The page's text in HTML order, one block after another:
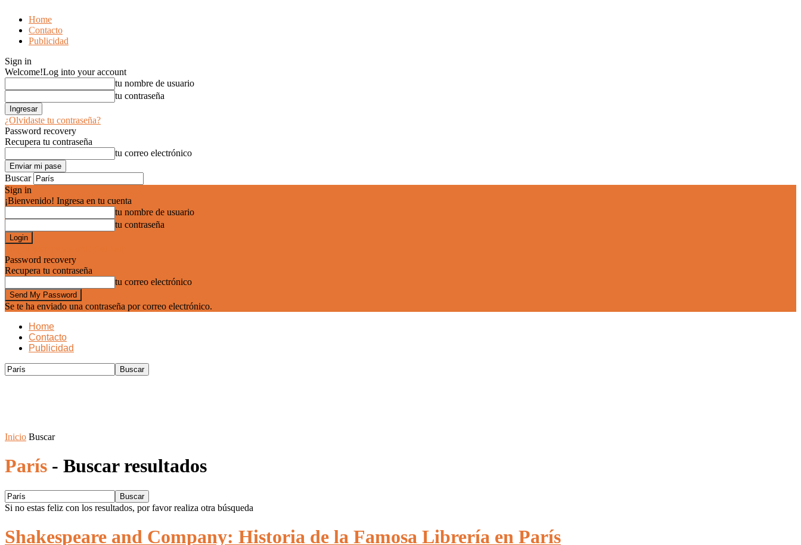
Home
Contacto
Publicidad
Sign in
Welcome!Log into your account
tu nombre de usuario
tu contraseña
¿Olvidaste tu contraseña?
Password recovery
Recupera tu contraseña
tu correo electrónico
Buscar
Sign in
¡Bienvenido! Ingresa en tu cuenta
tu nombre de usuario
tu contraseña
Password recovery
Recupera tu contraseña
tu correo electrónico
Se te ha enviado una contraseña por correo electrónico.
Home
Contacto
Publicidad
Inicio Buscar
París - Buscar resultados
Si no estas feliz con los resultados, por favor realiza otra búsqueda
Shakespeare and Company: Historia de la Famosa Librería en París